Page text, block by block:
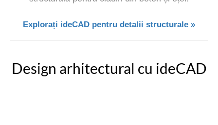
Explorați ideCAD pentru detalii structurale »
Design arhitectural cu ideCAD